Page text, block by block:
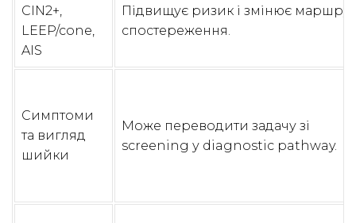
CIN2+,
LEEP/cone,
AIS
Підвищує ризик і змінює маршрут
спостереження.
Симптоми
та вигляд
шийки
Може переводити задачу зі
screening у diagnostic pathway.